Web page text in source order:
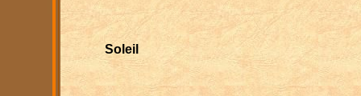
Soleil